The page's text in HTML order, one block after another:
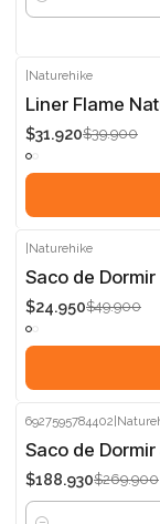
Cantidad
-20%
|Naturehike
Liner Flame
$31.920$39.900
-50%
Naturehike
Saco de
$24.950$49.900
-30%
6927595784402
Saco de
$188.930$269.900